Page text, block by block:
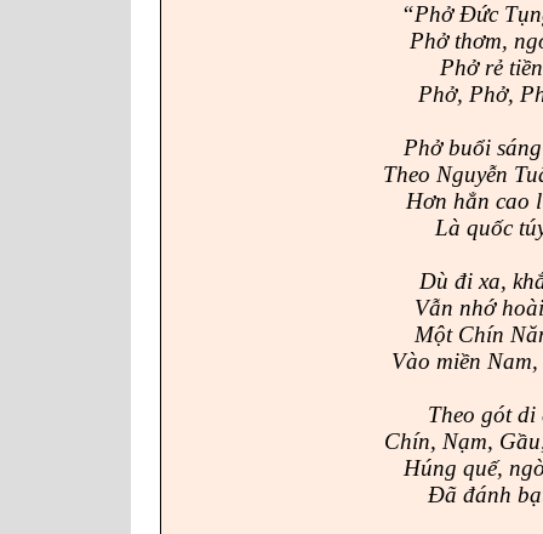
“Phở Đức
Phở thơm,
Phở rẻ
Phở, Phở,
Phở buổi
Theo Nguyễn
Hơn hẳn cao
Là quốc
Dù đi xa,
Vẫn nhớ
Một Chín
Vào miền
Theo gót
Chín, Nạm,
Húng quế,
Đã đánh